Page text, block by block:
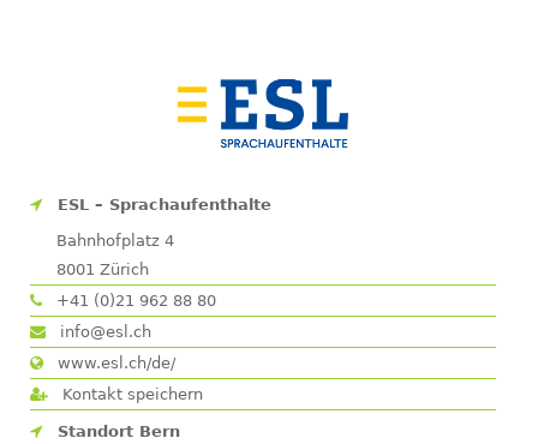
ESL – Sprachaufenthalte
Bahnhofplatz 4
8001 Zürich
+41 (0)21 962 88 80
info@esl.ch
www.esl.ch/de/
Kontakt speichern
Standort Bern